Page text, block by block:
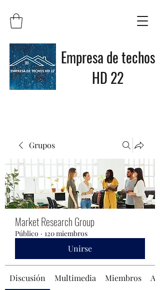
Empresa de techos
HD 22
Grupos
Market Research Group
Público · 120 miembros
Unirse
Discusión Multimedia Miembros